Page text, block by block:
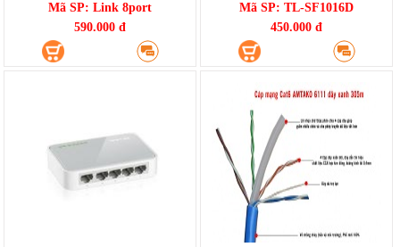
Mã SP: Link 8port
590.000 đ
Mã SP: TL-SF1016D
450.000 đ